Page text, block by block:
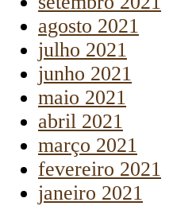
agosto 2021
julho 2021
junho 2021
maio 2021
abril 2021
março 2021
fevereiro 2021
janeiro 2021